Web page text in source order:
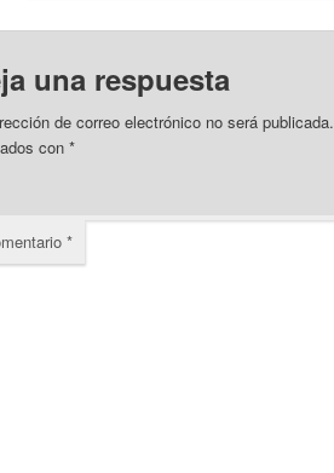
una respuesta
de correo electrónico no será publicada.
con*
*